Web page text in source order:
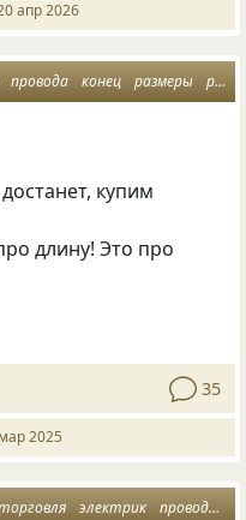
апр 2026
провода конец размеры размер
купим
длину! Это про
35
2025
электрик провода